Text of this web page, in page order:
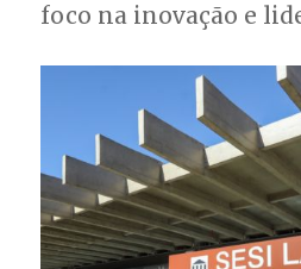
foco na inovação e